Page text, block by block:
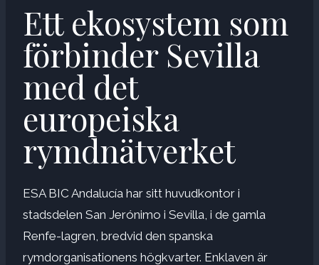
Ett ekosystem som
förbinder Sevilla
med det
europeiska
rymdnätverket
ESA BIC Andalucía har sitt huvudkontor i
stadsdelen San Jerónimo i Sevilla, i de gamla
Renfe-lagren, bredvid den spanska
rymdorganisationens högkvarter. Enklaven är